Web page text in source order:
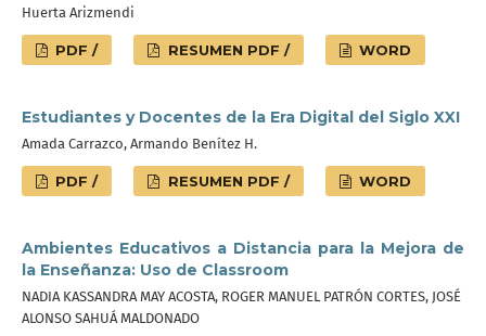
Huerta Arizmendi
PDF / RESUMEN PDF / WORD
Estudiantes y Docentes de la Era Digital del Siglo XXI
Amada Carrazco, Armando Benítez H.
PDF / RESUMEN PDF / WORD
Ambientes Educativos a Distancia para la Mejora de
la Enseñanza: Uso de Classroom
NADIA KASSANDRA MAY ACOSTA, ROGER MANUEL PATRÓN CORTES, JOSÉ
ALONSO SAHUÁ MALDONADO